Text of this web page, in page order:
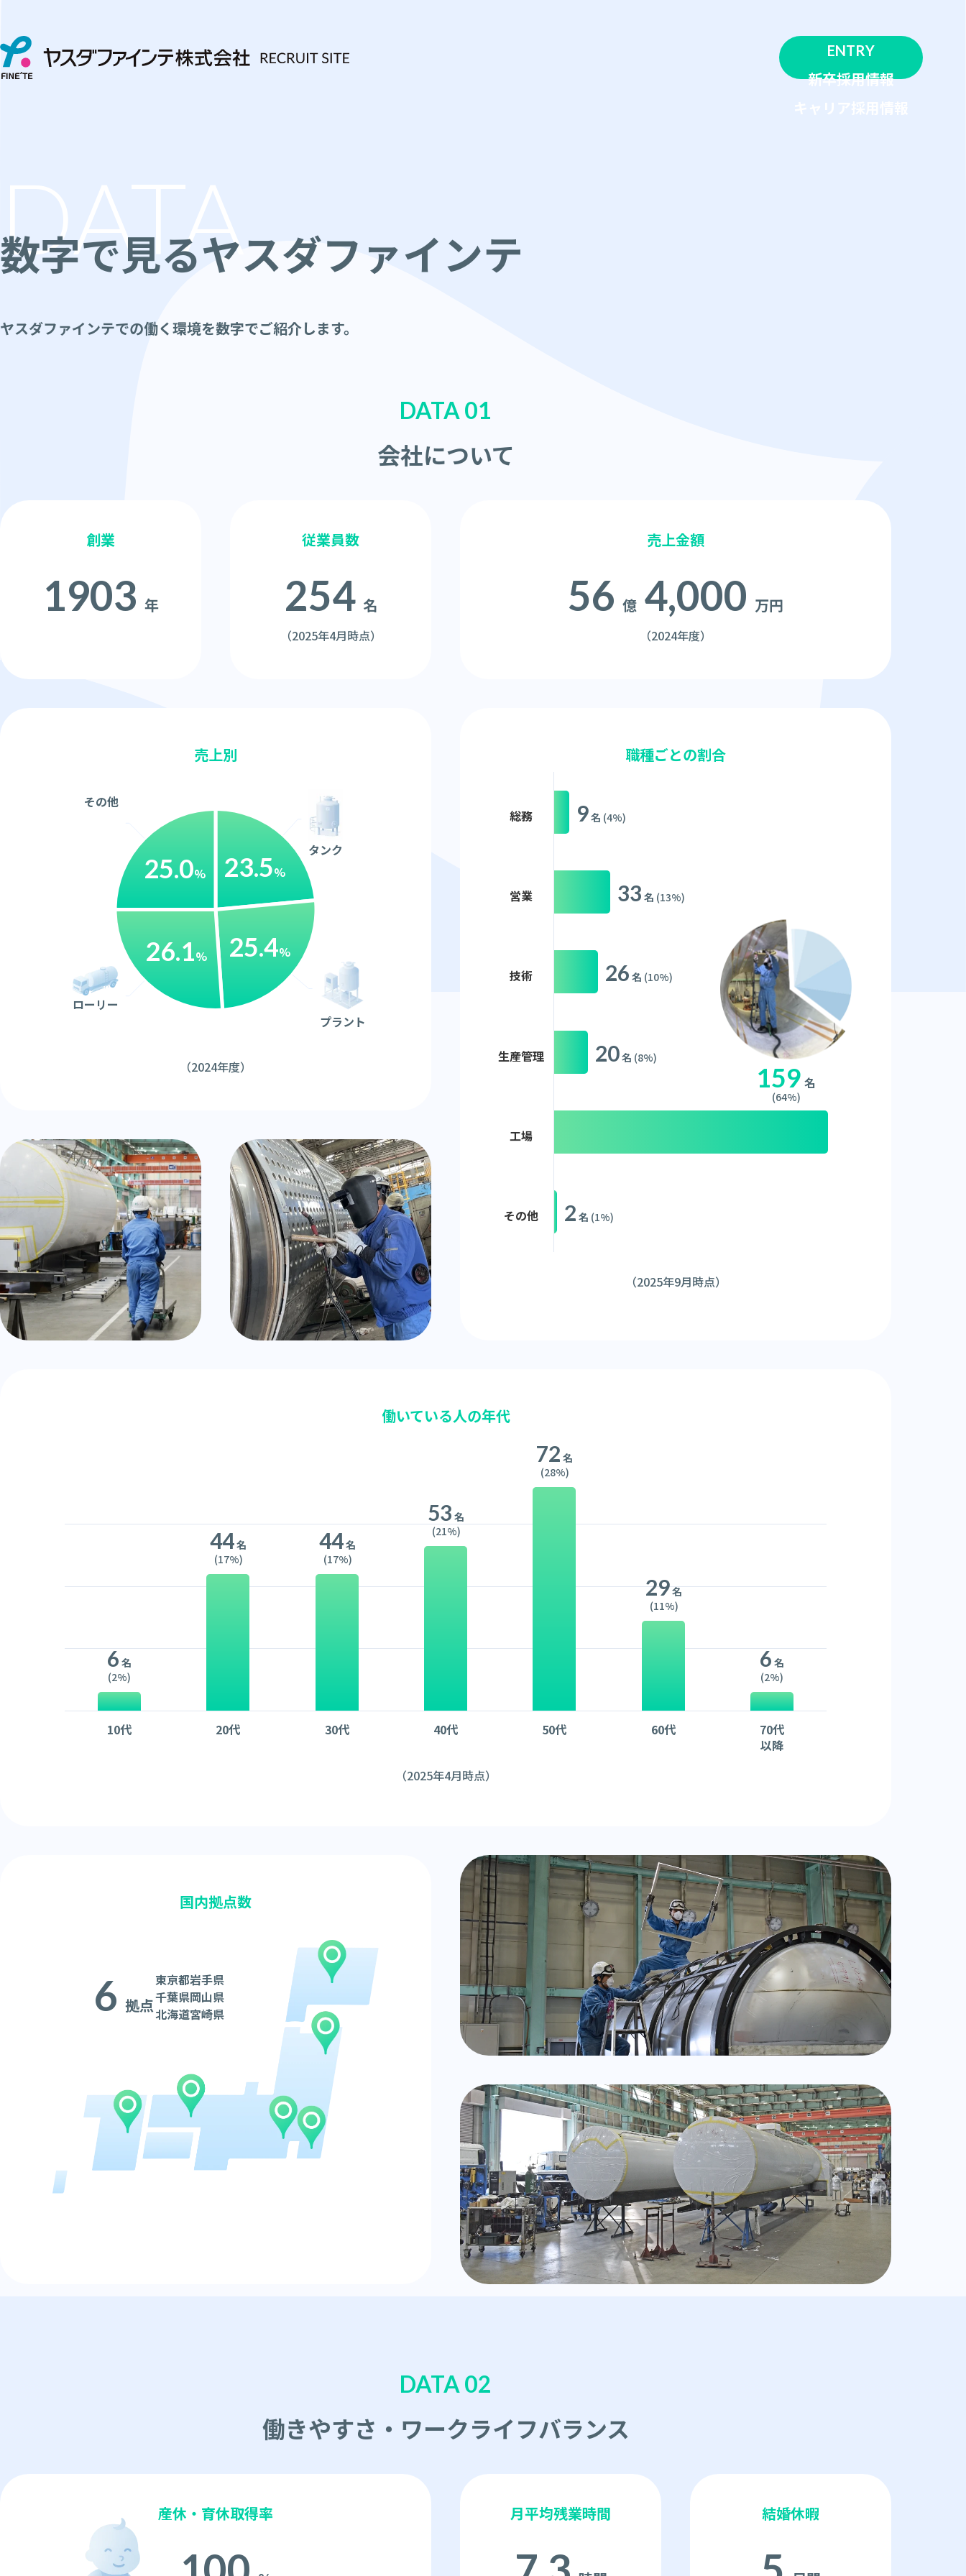
ENTRY
新卒採用情報
DATA
数字で見るヤスダファインテ
ヤスダファインテでの働く環境を数字でご紹介します。
DATA 01
会社について
創業
1903 年
従業員数
254 名
（2025年4月時点）
売上金額
56 億 4,000 万円
（2024年度）
売上別
タンク
23.5%
プラント
25.4%
ローリー
26.1%
その他
25.0%
（2024年度）
職種ごとの割合
総務
営業
技術
生産管理
工場
その他
9名 (4%)
33 名 (13%)
26 名 (10%)
20名 (8%)
159 名
(64%)
2 名 (1%)
（2025年9月時点）
働いている人の年代
10代 20代 30代 40代 50代 60代
70代
以降
6 名
(2%)
44名
(17%)
44名
(17%)
53 名
(21%)
72 名
(28%)
29名
(11%)
6 名
(2%)
（2025年4月時点）
国内拠点数
6 拠点
東京都
千葉県
北海道
岩手県
岡山県
宮崎県
DATA 02
働きやすさ・ワークライフバランス
月平均残業時間 結婚休暇
産休・育休取得率